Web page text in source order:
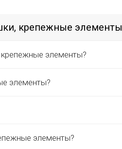
крепежные элементы
элементы?
элементы?
элементы?